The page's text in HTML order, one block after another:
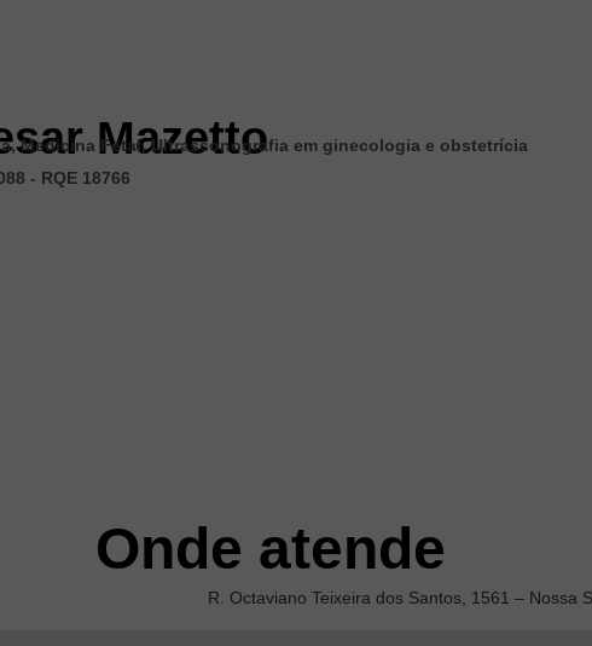
Mazetto
,Medicina Fetal,Ultrassonografia em ginecologia e obstetrícia
- RQE 18766
Onde atende
R. Octaviano Teixeira dos Santos, 1561 – Nossa